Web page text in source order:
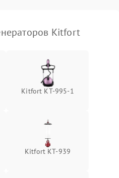
Kitfort
Kitfort КТ-995-1
Kitfort КТ-939